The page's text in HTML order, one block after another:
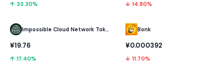
↑ 33.30%
Impossible Cloud Network Token
¥19.76
↑ 17.40%
↓ 14.80%
Bonk
¥0.000392
↓ 11.70%